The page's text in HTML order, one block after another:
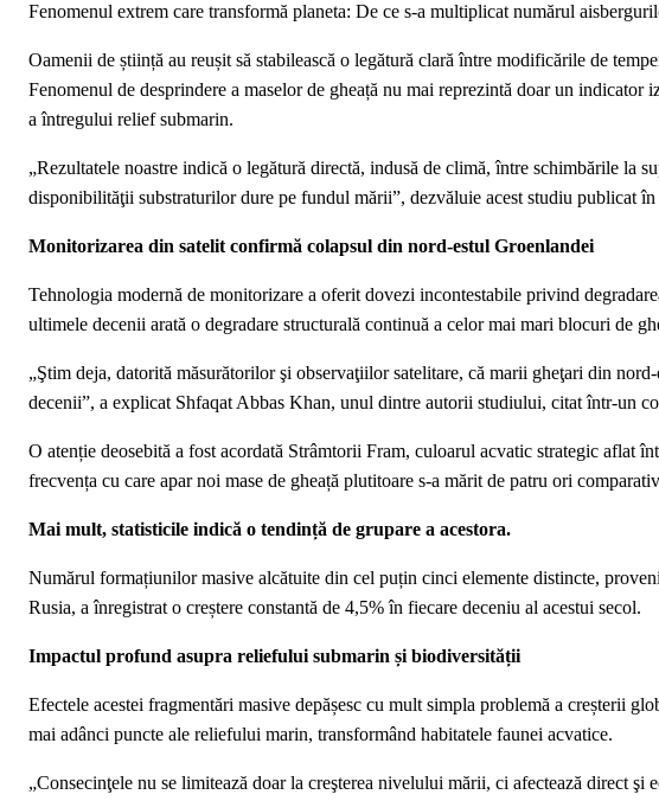
Fenomenul extrem care transformă planeta: De ce s-a multiplicat numărul
Oamenii de știință au reușit să stabilească o legătură clară între modificările de
Fenomenul de desprindere a maselor de gheață nu mai reprezintă doar un
a întregului relief submarin.
„Rezultatele noastre indică o legătură directă, indusă de climă, între schimbările la
disponibilităţii substraturilor dure pe fundul mării”, dezvăluie acest studiu publicat
Monitorizarea din satelit confirmă colapsul din nord-estul Groenlandei
Tehnologia modernă de monitorizare a oferit dovezi incontestabile privind
ultimele decenii arată o degradare structurală continuă a celor mai mari blocuri de
„Ştim deja, datorită măsurătorilor şi observaţiilor satelitare, că marii gheţari din
decenii”, a explicat Shfaqat Abbas Khan, unul dintre autorii studiului, citat într-un
O atenție deosebită a fost acordată Strâmtorii Fram, culoarul acvatic strategic aflat
frecvența cu care apar noi mase de gheață plutitoare s-a mărit de patru ori
Mai mult, statisticile indică o tendință de grupare a acestora.
Numărul formațiunilor masive alcătuite din cel puțin cinci elemente distincte,
Rusia, a înregistrat o creștere constantă de 4,5% în fiecare deceniu al acestui secol.
Impactul profund asupra reliefului submarin și biodiversității
Efectele acestei fragmentări masive depășesc cu mult simpla problemă a creșterii
mai adânci puncte ale reliefului marin, transformând habitatele faunei acvatice.
„Consecinţele nu se limitează doar la creşterea nivelului mării, ci afectează direct şi